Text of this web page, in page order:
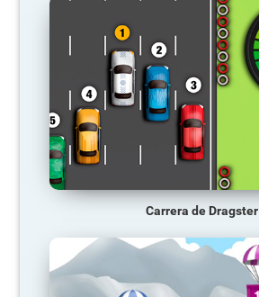
Carrera de Dragster